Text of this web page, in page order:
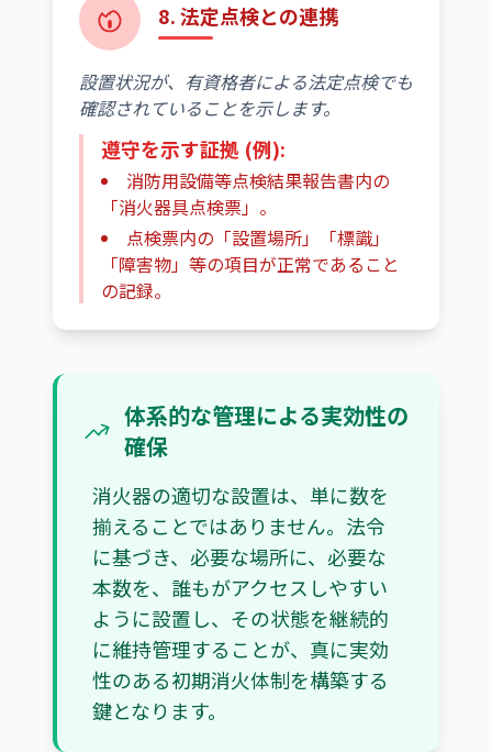
8. 法定点検との連携
設置状況が、有資格者による法定点検でも
確認されていることを示します。
遵守を示す証拠 (例):
消防用設備等点検結果報告書内の
「消火器具点検票」。
点検票内の「設置場所」「標識」
「障害物」等の項目が正常であること
の記録。
体系的な管理による実効性の
確保
消火器の適切な設置は、単に数を
揃えることではありません。法令
に基づき、必要な場所に、必要な
本数を、誰もがアクセスしやすい
ように設置し、その状態を継続的
に維持管理することが、真に実効
性のある初期消火体制を構築する
鍵となります。